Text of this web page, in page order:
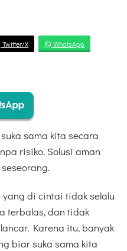
Twitter/X WhatsApp
sama kita secara
risiko. Solusi aman
di cintai tidak selalu
terbalas, dan tidak
Karena itu, banyak
biar suka sama kita